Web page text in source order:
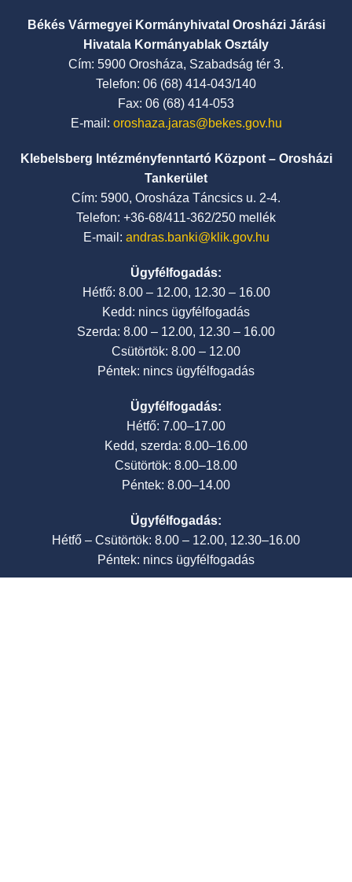
Békés Vármegyei Kormányhivatal Orosházi Járási
Hivatala Kormányablak Osztály
Cím: 5900 Orosháza, Szabadság tér 3.
Telefon: 06 (68) 414-043/140
Fax: 06 (68) 414-053
E-mail: oroshaza.jaras@bekes.gov.hu
Klebelsberg Intézményfenntartó Központ – Orosházi
Tankerület
Cím: 5900, Orosháza Táncsics u. 2-4.
Telefon: +36-68/411-362/250 mellék
E-mail: andras.banki@klik.gov.hu
Ügyfélfogadás:
Hétfő: 8.00 – 12.00, 12.30 – 16.00
Kedd: nincs ügyfélfogadás
Szerda: 8.00 – 12.00, 12.30 – 16.00
Csütörtök: 8.00 – 12.00
Péntek: nincs ügyfélfogadás
Ügyfélfogadás:
Hétfő: 7.00–17.00
Kedd, szerda: 8.00–16.00
Csütörtök: 8.00–18.00
Péntek: 8.00–14.00
Ügyfélfogadás:
Hétfő – Csütörtök: 8.00 – 12.00, 12.30–16.00
Péntek: nincs ügyfélfogadás